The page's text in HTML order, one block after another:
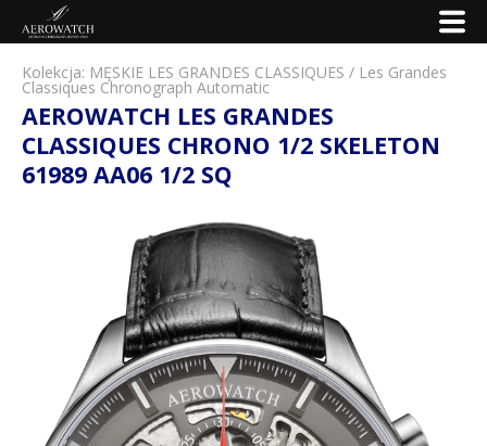
Kolekcja: MĘSKIE LES GRANDES CLASSIQUES / Les Grandes
Classiques Chronograph Automatic
AEROWATCH LES GRANDES
CLASSIQUES CHRONO 1/2 SKELETON
61989 AA06 1/2 SQ